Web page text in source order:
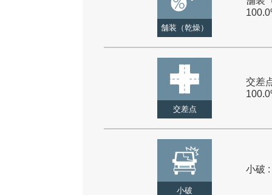
舗装（乾燥）
交差点
交差
小破
小破